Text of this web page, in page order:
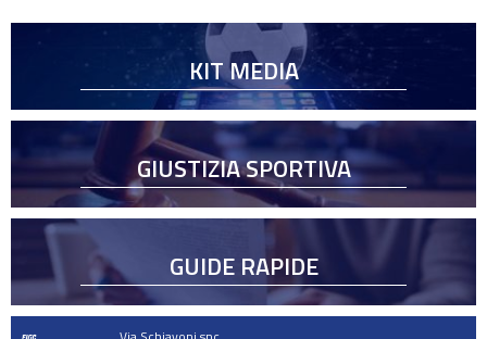
KIT MEDIA
GIUSTIZIA SPORTIVA
GUIDE RAPIDE